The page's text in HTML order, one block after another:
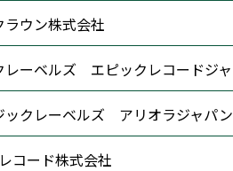
ラウン株式会社
レーベルズ エピックレコードジ
ックレーベルズ アリオラジャパン
コード株式会社